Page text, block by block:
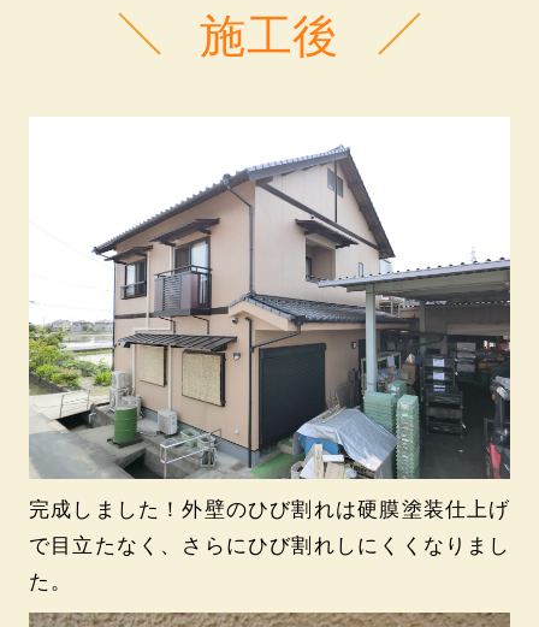
施工後
完成しました！外壁のひび割れは硬膜塗装仕上げ
で目立たなく、さらにひび割れしにくくなりまし
た。